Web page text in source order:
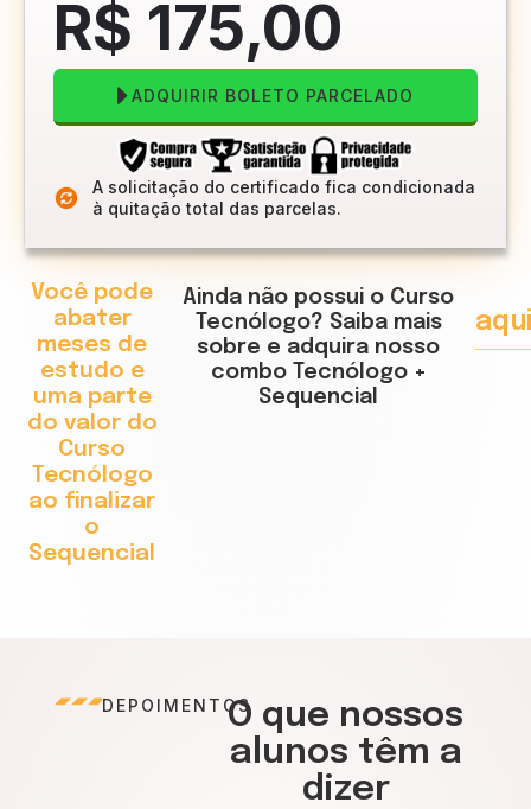
R$ 175,00
ADQUIRIR BOLETO PARCELADO
A solicitação do certificado fica condicionada
à quitação total das parcelas.
Você pode
abater
meses de
estudo e
uma parte
do valor do
Curso
Tecnólogo
ao finalizar
o
Sequencial
Ainda não possui o Curso
Tecnólogo? Saiba mais
sobre e adquira nosso
combo Tecnólogo +
Sequencial
DEPOIMENTOSO que nossos
alunos têm a
dizer